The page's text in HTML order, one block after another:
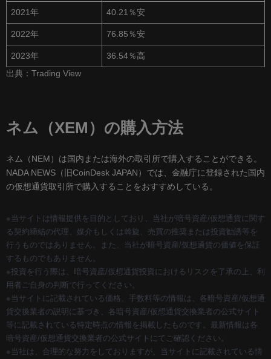
2021年 40.21％安
2022年 76.85％安
2023年
36.54％高
出典：Trading View
ネム（XEM）の購入方法
ネム（NEM）は国内または海外の取引所で購入することができる。
NADA NEWS（旧CoinDesk JAPAN）では、 金融庁に登録された国内
の仮想通貨取引所で購入することをおすすめしている。
※当サイトは情報提供を目的としており、当社が暗号資産/仮想通貨に関す
る契約締結の代理、媒介もしくは斡旋、売買の推奨または投資勧誘等を
行うものではありません。また、当社が暗号資産/仮想通貨の価値を保証
するものでもありません。
※投資を行う際は、 暗号資産/仮想通貨投資におけるリスク を了承の上、利
用者ご自身の判断で行ってください。
※当サイトに記載されている価格、手数料等の情報は、各暗号資産/仮想通
貨交換業者の説明に基づき、各暗号資産/仮想通貨交換業者の公式サイト
等に記載されている特定時点の情報を掲載したものです。最新情報は各
暗号資産/仮想通貨交換業者の公式サイトにてご確認ください。
※当社は、合理的な努力をしておりますが、当サイトに記載されている情